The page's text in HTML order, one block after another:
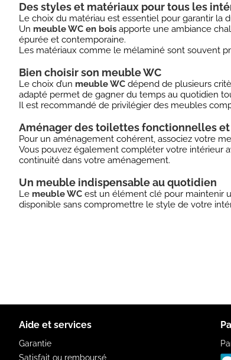
Des styles et matériaux pour tous les
Le choix du matériau est essentiel pour garantir la
Un meuble WC en bois apporte une ambiance
épurée et contemporaine.
Les matériaux comme le mélaminé sont souvent
Bien choisir son meuble WC
Le choix d’un meuble WC dépend de plusieurs
adapté permet de gagner du temps au quotidien
Il est recommandé de privilégier des meubles
Aménager des toilettes fonctionnelles
Pour un aménagement cohérent, associez votre
Vous pouvez également compléter votre intérieur
continuité dans votre aménagement.
Un meuble indispensable au quotidien
Le meuble WC est un élément clé pour maintenir
disponible sans compromettre le style de votre
Aide et services
Garantie
Satisfait ou remboursé